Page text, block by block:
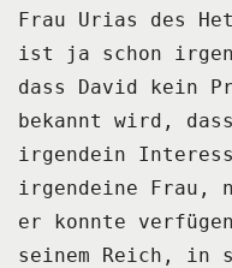
Frau Urias des
ist ja schon
dass David kein
bekannt
wird,
irgendein
irgendeine Frau,
er konnte
seinem Reich, in